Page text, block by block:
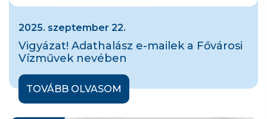
2025. szeptember 22.
Vigyázat! Adathalász e-mailek a Fővárosi
Vízművek nevében
TOVÁBB OLVASOM